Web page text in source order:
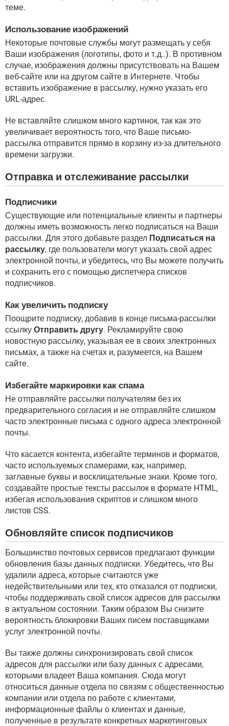
теме.
Использование изображений
Некоторые почтовые службы могут размещать у себя
Ваши изображения (логотипы, фото и т.д..). В противном
случае, изображения должны присутствовать на Вашем
веб-сайте или на другом сайте в Интернете. Чтобы
вставить изображение в рассылку, нужно указать его
URL-адрес.
Не вставляйте слишком много картинок, так как это
увеличивает вероятность того, что Ваше письмо-
рассылка отправится прямо в корзину из-за длительного
времени загрузки.
Отправка и отслеживание рассылки
Подписчики
Существующие или потенциальные клиенты и партнеры
должны иметь возможность легко подписаться на Ваши
рассылки. Для этого добавьте раздел Подписаться на
рассылку, где пользователи могут указать свой адрес
электронной почты, и убедитесь, что Вы можете получить
и сохранить его с помощью диспетчера списков
подписчиков.
Как увеличить подписку
Поощрите подписку, добавив в конце письма-рассылки
ссылку Отправить другу. Рекламируйте свою
новостную рассылку, указывая ее в своих электронных
письмах, а также на счетах и, разумеется, на Вашем
сайте.
Избегайте маркировки как спама
Не отправляйте рассылки получателям без их
предварительного согласия и не отправляйте слишком
часто электронные письма с одного адреса электронной
почты.
Что касается контента, избегайте терминов и форматов,
часто используемых спамерами, как, например,
заглавные буквы и восклицательные знаки. Кроме того,
создавайте простые тексты рассылок в формате HTML,
избегая использования скриптов и слишком много
листов CSS.
Обновляйте список подписчиков
Большинство почтовых сервисов предлагают функции
обновления базы данных подписки. Убедитесь, что Вы
удалили адреса, которые считаются уже
недействительными или тех, кто отказался от подписки,
чтобы поддерживать свой список адресов для рассылки
в актуальном состоянии. Таким образом Вы снизите
вероятность блокировки Ваших писем поставщиками
услуг электронной почты.
Вы также должны синхронизировать свой список
адресов для рассылки или базу данных с адресами,
которыми владеет Ваша компания. Сюда могут
относиться данные отдела по связям с общественностью
компании или отдела по работе с клиентами,
информационные файлы о клиентах и данные,
полученные в результате конкретных маркетинговых